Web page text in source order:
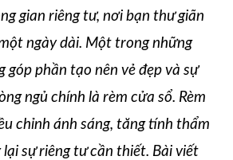
gian riêng tư, nơi bạn thư giãn
ngày dài. Một trong những
góp phần tạo nên vẻ đẹp và sự
ngủ chính là rèm cửa sổ. Rèm
chỉnh ánh sáng, tăng tính thẩm
lại sự riêng tư cần thiết. Bài viết